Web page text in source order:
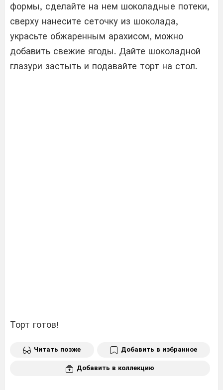
формы, сделайте на нем шоколадные потеки,
сверху нанесите сеточку из шоколада,
украсьте обжаренным арахисом, можно
добавить свежие ягоды. Дайте шоколадной
глазури застыть и подавайте торт на стол.
Торт готов!
Читать позже Добавить в избранное
Добавить в коллекцию